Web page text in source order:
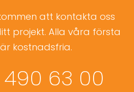
att kontakta oss
projekt. Alla våra första
kostnadsfria.
490 63 00